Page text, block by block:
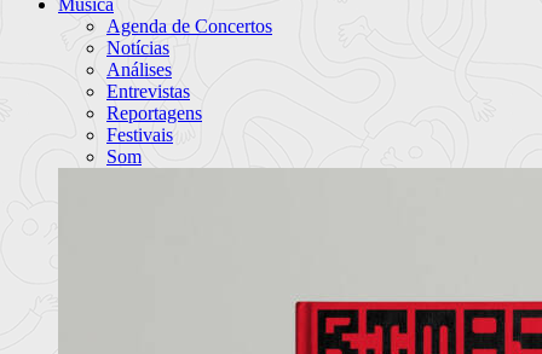
Música
Agenda de Concertos
Notícias
Análises
Entrevistas
Reportagens
Festivais
Som